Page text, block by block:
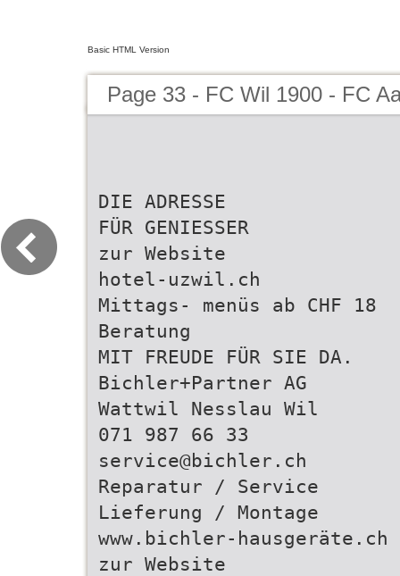
Basic HTML Version
Page 33 - FC Wil 1900 - FC
DIE ADRESSE
FÜR GENIESSER
zur Website
hotel-uzwil.ch
Mittags- menüs ab CHF 18
Beratung
MIT FREUDE FÜR SIE DA.
Bichler+Partner AG
Wattwil Nesslau Wil
071 987 66 33
service@bichler.ch
Reparatur / Service
Lieferung / Montage
www.bichler-hausgeräte.ch
zur Website